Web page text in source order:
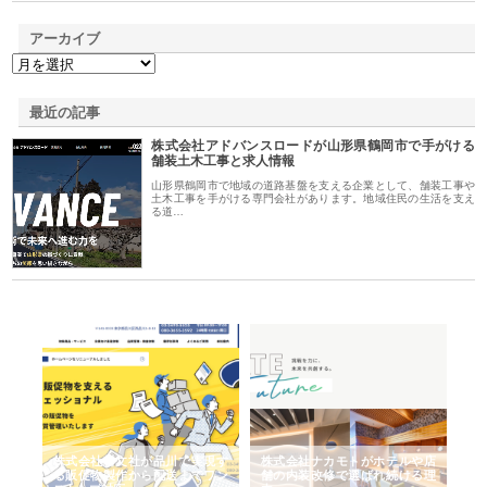
アーカイブ
最近の記事
株式会社アドバンスロードが山形県鶴岡市で手がける
舗装土木工事と求人情報
山形県鶴岡市で地域の道路基盤を支える企業として、舗装工事や
土木工事を手がける専門会社があります。地域住民の生活を支え
る道…
株式会社耕文社が品川で実現す
る販促物製作から配送までワン
株式会社ナカモトがホテルや店
舗の内装改修で選ばれ続ける理